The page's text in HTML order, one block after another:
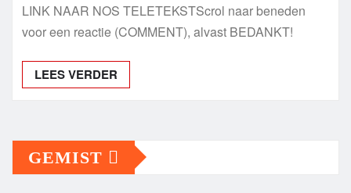
LINK NAAR NOS TELETEKSTScrol naar beneden
voor een reactie (COMMENT), alvast BEDANKT!
LEES VERDER
GEMIST